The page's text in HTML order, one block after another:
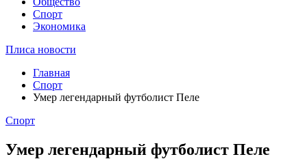
Спорт
Экономика
Плиса новости
Главная
Спорт
Умер легендарный футболист Пеле
Спорт
Умер легендарный футболист Пеле